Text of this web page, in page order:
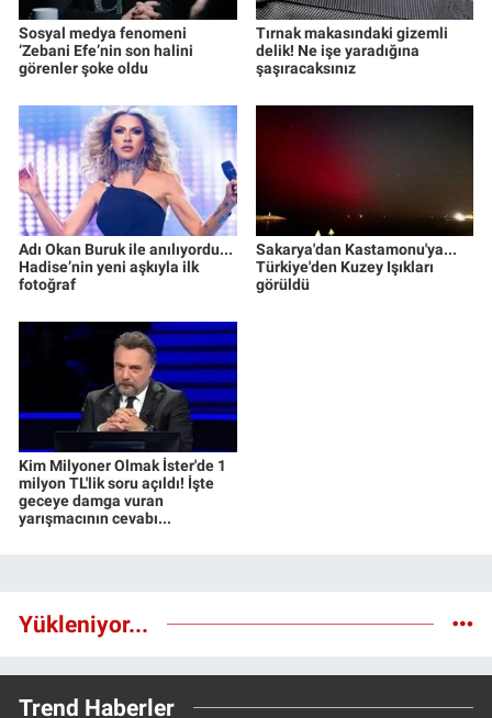
Sosyal medya fenomeni
‘Zebani Efe’nin son halini
görenler şoke oldu
Tırnak makasındaki gizemli
delik! Ne işe yaradığına
şaşıracaksınız
Adı Okan Buruk ile anılıyordu...
Hadise’nin yeni aşkıyla ilk
fotoğraf
Sakarya'dan Kastamonu'ya...
Türkiye'den Kuzey Işıkları
görüldü
Kim Milyoner Olmak İster'de 1
milyon TL'lik soru açıldı! İşte
geceye damga vuran
yarışmacının cevabı...
Yükleniyor...
Trend Haberler